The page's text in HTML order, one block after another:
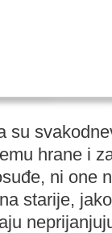
hrane i
ni one
starije,